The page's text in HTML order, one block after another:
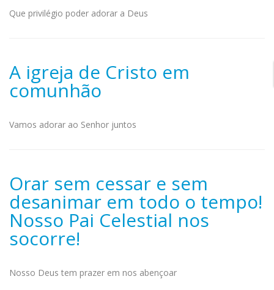
Que privilégio poder adorar a Deus
A igreja de Cristo em
comunhão
Vamos adorar ao Senhor juntos
Orar sem cessar e sem
desanimar em todo o tempo!
Nosso Pai Celestial nos
socorre!
Nosso Deus tem prazer em nos abençoar